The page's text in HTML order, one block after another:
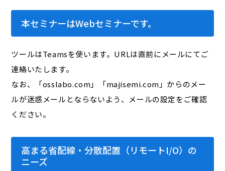
本セミナーはWebセミナーです。
ツールはTeamsを使います。URLは直前にメールにてご
連絡いたします。
なお、「osslabo.com」「majisemi.com」からのメー
ルが迷惑メールとならないよう、メールの設定をご確認
ください。
高まる省配線・分散配置（リモートI/O）の
ニーズ